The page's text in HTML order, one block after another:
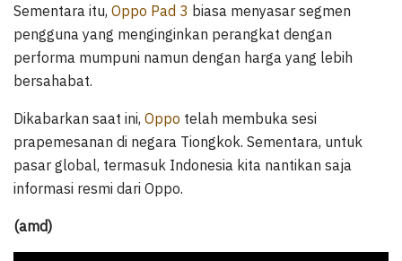
Sementara itu, Oppo Pad 3 biasa menyasar segmen
pengguna yang menginginkan perangkat dengan
performa mumpuni namun dengan harga yang lebih
bersahabat.
Dikabarkan saat ini, Oppo telah membuka sesi
prapemesanan di negara Tiongkok. Sementara, untuk
pasar global, termasuk Indonesia kita nantikan saja
informasi resmi dari Oppo.
(amd)